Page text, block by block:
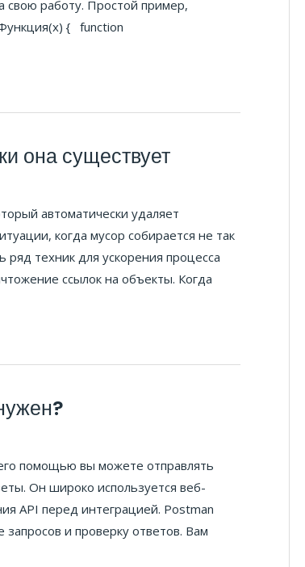
свою работу. Простой пример,
{ function
она существует
автоматически удаляет
когда мусор собирается не так
техник для ускорения процесса
ссылок на объекты. Когда
помощью вы можете отправлять
Он широко используется веб-
API перед интеграцией. Postman
и проверку ответов. Вам